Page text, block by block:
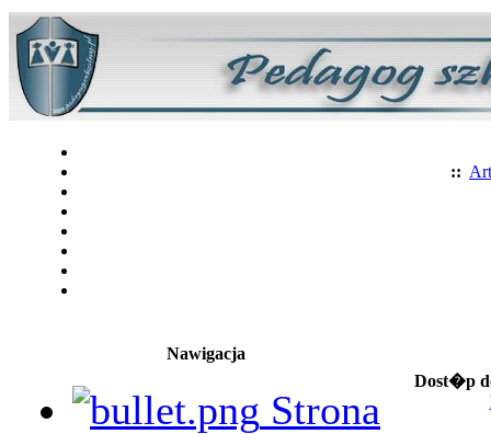
::
Nawigacja
Strona
Dost�p